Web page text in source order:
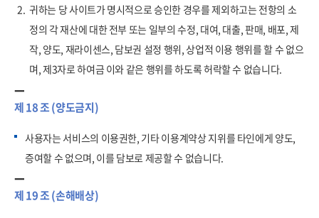
2. 귀하는 당 사이트가 명시적으로 승인한 경우를 제외하고는 전항의 소
정의 각 재산에 대한 전부 또는 일부의 수정, 대여, 대출, 판매, 배포, 제
작, 양도, 재라이센스, 담보권 설정 행위, 상업적 이용 행위를 할 수 없으
며, 제3자로 하여금 이와 같은 행위를 하도록 허락할 수 없습니다.
제 18 조 (양도금지)
사용자는 서비스의 이용권한, 기타 이용계약상 지위를 타인에게 양도,
증여할 수 없으며, 이를 담보로 제공할 수 없습니다.
제 19 조 (손해배상)